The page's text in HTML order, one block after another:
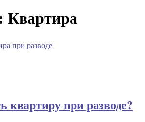
Квартира
квартиру при разводе?